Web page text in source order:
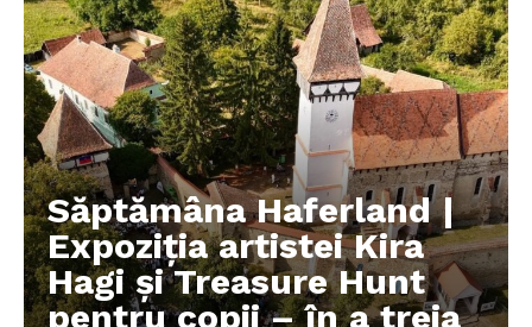
Săptămâna Haferland |
Expoziţia artistei Kira
Hagi şi Treasure Hunt
pentru copii – în a treia